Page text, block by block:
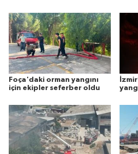
Foça'daki orman yangını
için ekipler seferber oldu